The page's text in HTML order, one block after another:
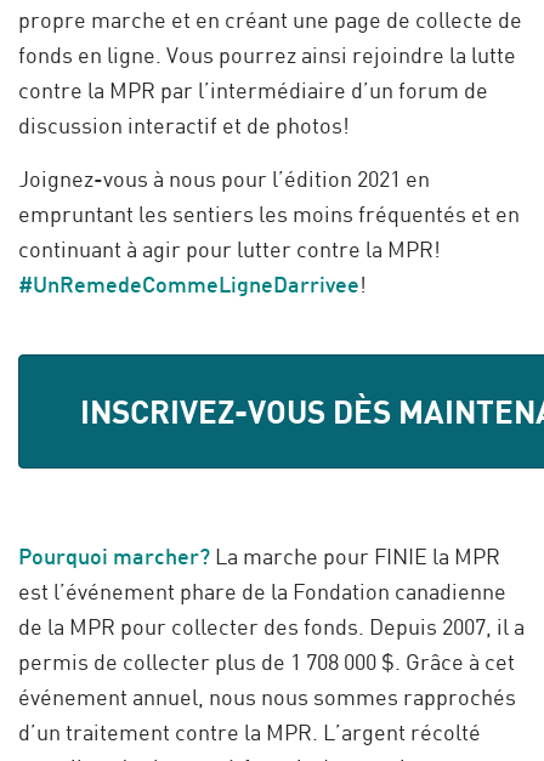
propre marche et en créant une page de collecte de
fonds en ligne. Vous pourrez ainsi rejoindre la lutte
contre la MPR par l’intermédiaire d’un forum de
discussion interactif et de photos!
Joignez-vous à nous pour l’édition 2021 en
empruntant les sentiers les moins fréquentés et en
continuant à agir pour lutter contre la MPR!
#UnRemedeCommeLigneDarrivee!
INSCRIVEZ-VOUS DÈS
Pourquoi marcher? La marche pour FINIE la MPR
est l’événement phare de la Fondation canadienne
de la MPR pour collecter des fonds. Depuis 2007, il a
permis de collecter plus de 1 708 000 $. Grâce à cet
événement annuel, nous nous sommes rapprochés
d’un traitement contre la MPR. L’argent récolté